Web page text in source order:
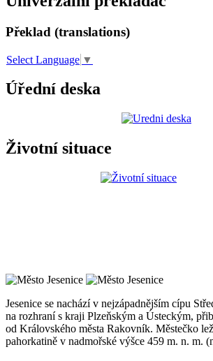
Překlad (translations)
Select Language ▼
Úřední deska
Životní situace
Jesenice se nachází v nejzápadnějším cípu
na rozhraní s kraji Plzeňským a Ústeckým,
od Královského města Rakovník. Městečko
pahorkatině v nadmořské výšce 459 m. n. m.